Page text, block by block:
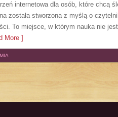
internetowa dla osób, które chcą
została stworzona z myślą o
To miejsce, w którym nauka nie
More ]